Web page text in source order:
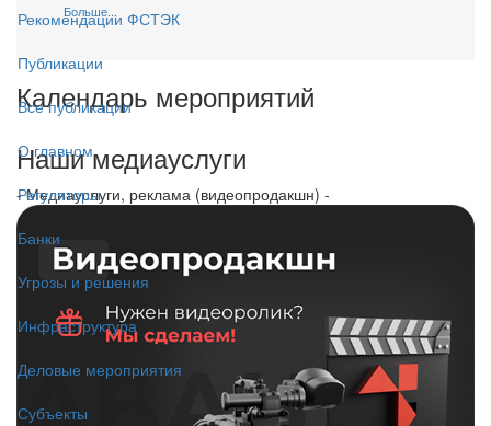
Рекомендации ФСТЭК
Публикации
Все публикации
О главном
Регуляторы
Банки
Угрозы и решения
Инфраструктура
Деловые мероприятия
Субъекты
Больше...
Календарь мероприятий
Наши медиауслуги
- Медиауслуги, реклама (видеопродакшн) -